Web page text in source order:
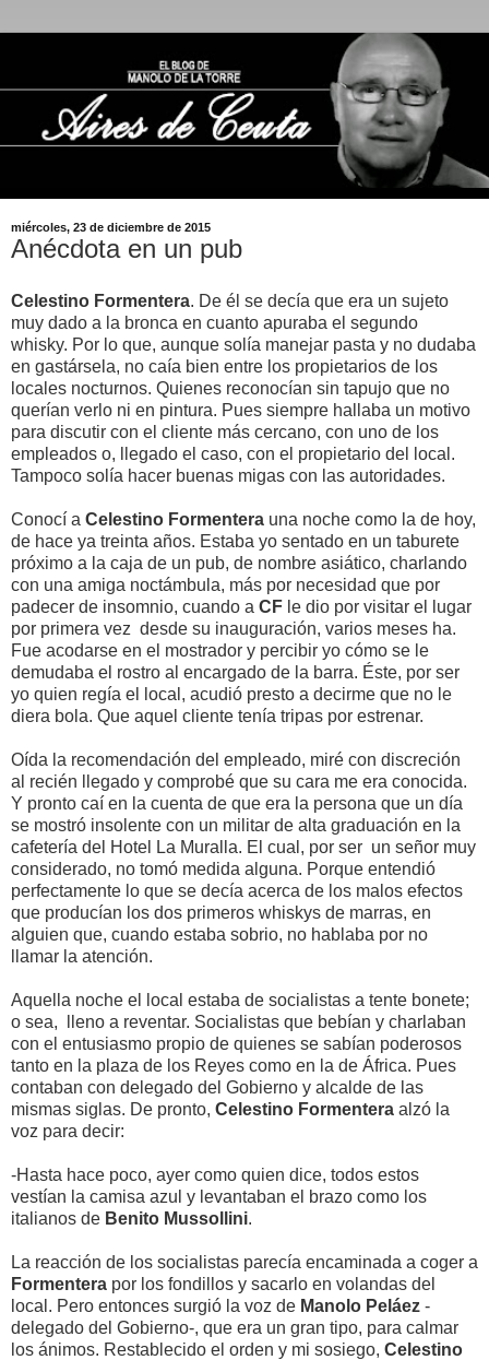
miércoles, 23 de diciembre de 2015
Anécdota en un pub
Celestino Formentera. De él se decía que era un sujeto
muy dado a la bronca en cuanto apuraba el segundo
whisky. Por lo que, aunque solía manejar pasta y no dudaba
en gastársela, no caía bien entre los propietarios de los
locales nocturnos. Quienes reconocían sin tapujo que no
querían verlo ni en pintura. Pues siempre hallaba un motivo
para discutir con el cliente más cercano, con uno de los
empleados o, llegado el caso, con el propietario del local.
Tampoco solía hacer buenas migas con las autoridades.
Conocí a Celestino Formentera una noche como la de hoy,
de hace ya treinta años. Estaba yo sentado en un taburete
próximo a la caja de un pub, de nombre asiático, charlando
con una amiga noctámbula, más por necesidad que por
padecer de insomnio, cuando a CF le dio por visitar el lugar
por primera vez desde su inauguración, varios meses ha.
Fue acodarse en el mostrador y percibir yo cómo se le
demudaba el rostro al encargado de la barra. Éste, por ser
yo quien regía el local, acudió presto a decirme que no le
diera bola. Que aquel cliente tenía tripas por estrenar.
Oída la recomendación del empleado, miré con discreción
al recién llegado y comprobé que su cara me era conocida.
Y pronto caí en la cuenta de que era la persona que un día
se mostró insolente con un militar de alta graduación en la
cafetería del Hotel La Muralla. El cual, por ser un señor muy
considerado, no tomó medida alguna. Porque entendió
perfectamente lo que se decía acerca de los malos efectos
que producían los dos primeros whiskys de marras, en
alguien que, cuando estaba sobrio, no hablaba por no
llamar la atención.
Aquella noche el local estaba de socialistas a tente bonete;
o sea, lleno a reventar. Socialistas que bebían y charlaban
con el entusiasmo propio de quienes se sabían poderosos
tanto en la plaza de los Reyes como en la de África. Pues
contaban con delegado del Gobierno y alcalde de las
mismas siglas. De pronto, Celestino Formentera alzó la
voz para decir:
-Hasta hace poco, ayer como quien dice, todos estos
vestían la camisa azul y levantaban el brazo como los
italianos de Benito Mussollini.
La reacción de los socialistas parecía encaminada a coger a
Formentera por los fondillos y sacarlo en volandas del
local. Pero entonces surgió la voz de Manolo Peláez -
delegado del Gobierno-, que era un gran tipo, para calmar
los ánimos. Restablecido el orden y mi sosiego, Celestino